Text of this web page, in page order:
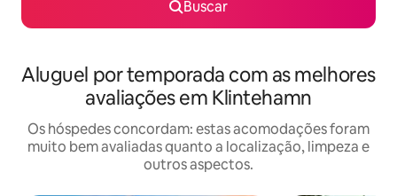
Buscar
Aluguel por temporada com as melhores
avaliações em Klintehamn
Os hóspedes concordam: estas acomodações foram
muito bem avaliadas quanto a localização, limpeza e
outros aspectos.